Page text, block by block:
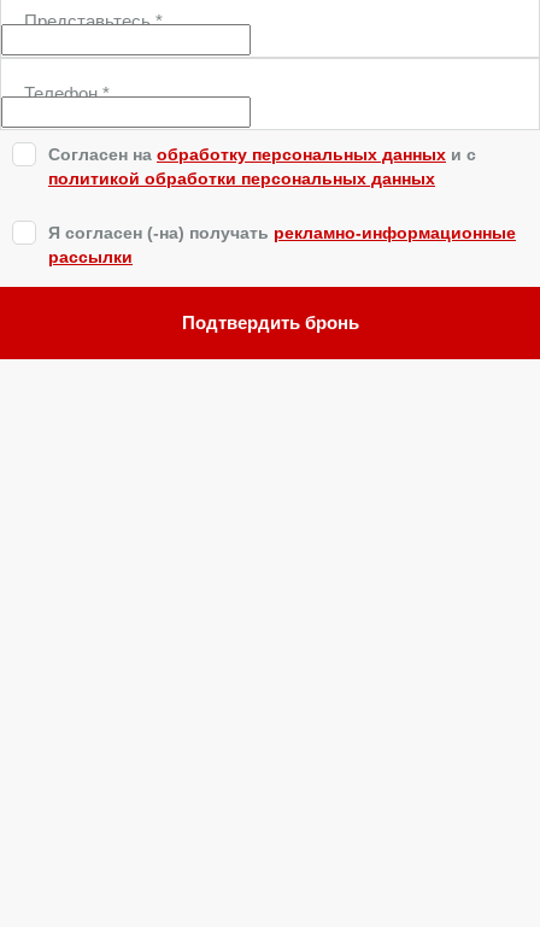
Представьтесь*
Телефон*
Согласен на обработку персональных данных и c
политикой обработки персональных данных
Я согласен (-на) получать рекламно-информационные
рассылки
Подтвердить бронь